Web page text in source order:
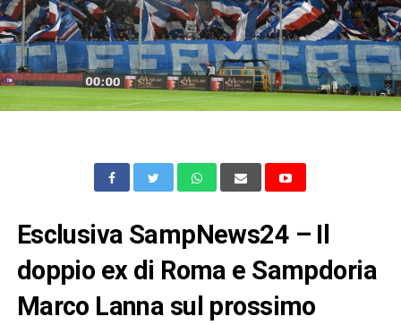
Esclusiva SampNews24 – Il
doppio ex di Roma e Sampdoria
Marco Lanna sul prossimo